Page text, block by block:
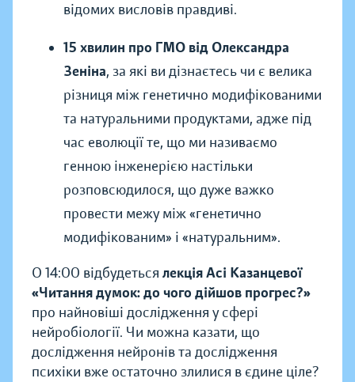
відомих висловів правдиві.
15 хвилин про ГМО від Олександра
Зеніна, за які ви дізнаєтесь чи є велика
різниця між генетично модифікованими
та натуральними продуктами, адже під
час еволюції те, що ми називаємо
генною інженерією настільки
розповсюдилося, що дуже важко
провести межу між «генетично
модифікованим» і «натуральним».
О 14:00 відбудеться лекція Асі Казанцевої
«Читання думок: до чого дійшов прогрес?»
про найновіші дослідження у сфері
нейробіології. Чи можна казати, що
дослідження нейронів та дослідження
психіки вже остаточно злилися в єдине ціле?